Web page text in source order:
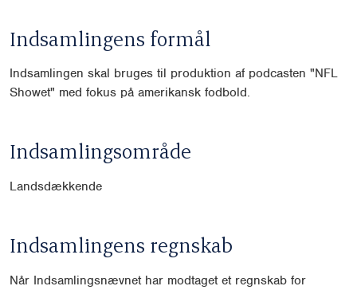
Indsamlingens formål
Indsamlingen skal bruges til produktion af podcasten "NFL
Showet" med fokus på amerikansk fodbold.
Indsamlingsområde
Landsdækkende
Indsamlingens regnskab
Når Indsamlingsnævnet har modtaget et regnskab for